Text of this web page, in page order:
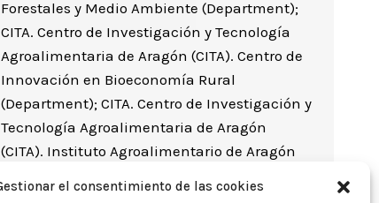
el consentimiento de las cookies
Forestales y Medio Ambiente (Department);
CITA. Centro de Investigación y Tecnología
Agroalimentaria de Aragón (CITA). Centro de
Innovación en Bioeconomía Rural
(Department); CITA. Centro de Investigación y
Tecnología Agroalimentaria de Aragón
(CITA). Instituto Agroalimentario de Aragón